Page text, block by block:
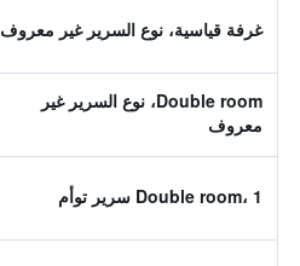
غرفة قياسية، نوع السرير غير معروف
Double room، نوع السرير غير
معروف
Double room، 1 سرير توأم